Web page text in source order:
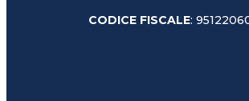
CODICE FISCALE: